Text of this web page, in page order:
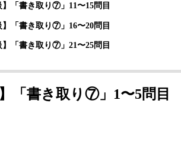
】「書き取り⑦」11〜15問目
】「書き取り⑦」16〜20問目
】「書き取り⑦」21〜25問目
】「書き取り⑦」1〜5問目